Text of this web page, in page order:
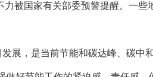
力被国家有关部委预警提醒。一
发展，是当前节能和碳达峰、碳中